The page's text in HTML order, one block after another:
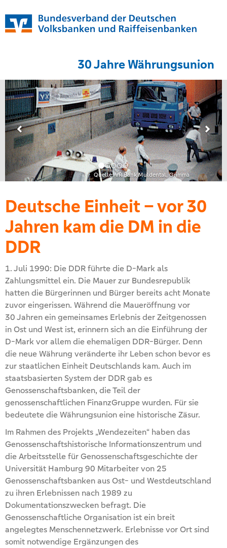
30 Jahre Währungsunion
Quelle: VR Bank Muldental, Grimma
Deutsche Einheit – vor 30
Jahren kam die DM in die
DDR
1. Juli 1990: Die DDR führte die D-Mark als
Zahlungsmittel ein. Die Mauer zur Bundesrepublik
hatten die Bürgerinnen und Bürger bereits acht Monate
zuvor eingerissen. Während die Maueröffnung vor
30 Jahren ein gemeinsames Erlebnis der Zeitgenossen
in Ost und West ist, erinnern sich an die Einführung der
D-Mark vor allem die ehemaligen DDR-Bürger. Denn
die neue Währung veränderte ihr Leben schon bevor es
zur staatlichen Einheit Deutschlands kam. Auch im
staatsbasierten System der DDR gab es
Genossenschaftsbanken, die Teil der
genossenschaftlichen FinanzGruppe wurden. Für sie
bedeutete die Währungsunion eine historische Zäsur.
Im Rahmen des Projekts „Wendezeiten“ haben das
Genossenschaftshistorische Informationszentrum und
die Arbeitsstelle für Genossenschaftsgeschichte der
Universität Hamburg 90 Mitarbeiter von 25
Genossenschaftsbanken aus Ost- und Westdeutschland
zu ihren Erlebnissen nach 1989 zu
Dokumentationszwecken befragt. Die
Genossenschaftliche Organisation ist ein breit
angelegtes Menschennetzwerk. Erlebnisse vor Ort sind
somit notwendige Ergänzungen des